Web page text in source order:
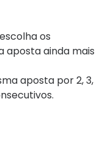
os
aposta ainda mais
aposta por 2, 3,